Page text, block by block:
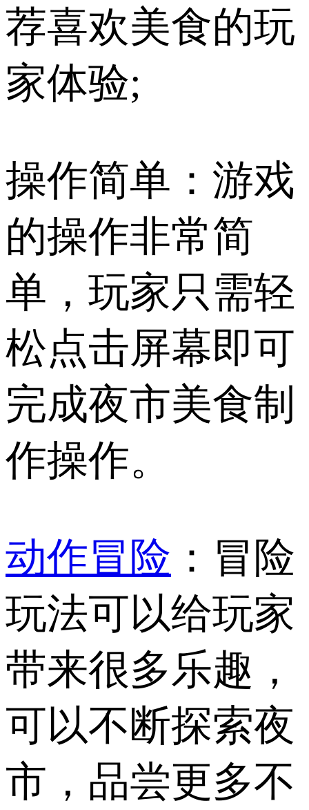
荐喜欢美食的玩
家体验;
操作简单：游戏
的操作非常简
单，玩家只需轻
松点击屏幕即可
完成夜市美食制
作操作。
动作冒险 ：冒险
玩法可以给玩家
带来很多乐趣，
可以不断探索夜
市，品尝更多不